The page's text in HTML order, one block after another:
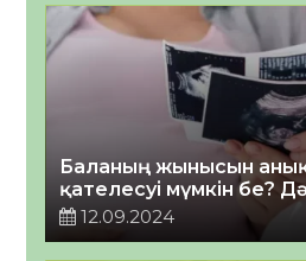
Баланың жынысын
қателесуі мүмкін бе?
12.09.2024